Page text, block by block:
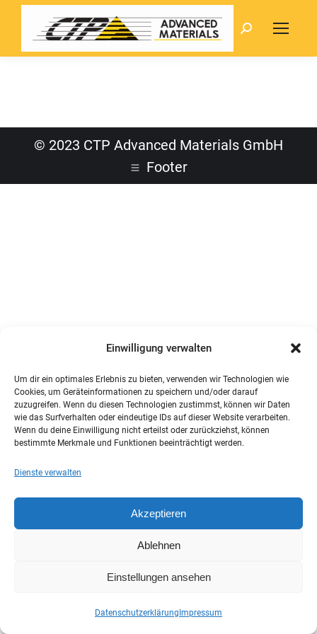
Einwilligung verwalten
Um dir ein optimales Erlebnis zu bieten, verwenden wir Technologien wie
Cookies, um Geräteinformationen zu speichern und/oder darauf
zuzugreifen. Wenn du diesen Technologien zustimmst, können wir Daten
wie das Surfverhalten oder eindeutige IDs auf dieser Website verarbeiten.
Wenn du deine Einwilligung nicht erteilst oder zurückziehst, können
bestimmte Merkmale und Funktionen beeinträchtigt werden.
Dienste verwalten
Akzeptieren
Ablehnen
Einstellungen ansehen
Datenschutzerklärung Impressum
Search:
© 2023 CTP Advanced Materials GmbH
Footer